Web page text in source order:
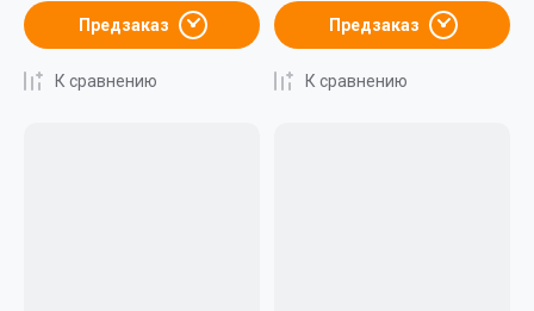
Предзаказ
К сравнению
Предзаказ
К сравнению